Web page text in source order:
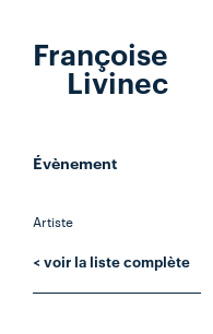
Françoise
Livinec
Évènement
Artiste
< voir la liste complète